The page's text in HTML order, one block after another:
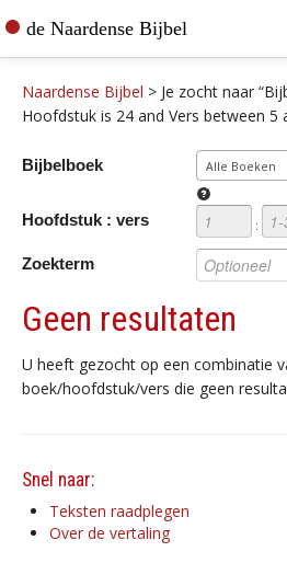
de Naardense Bijbel
Teksten raadplegen
Bijbel bestellen
Naardense Bijbel > Je zocht naar
Hoofdstuk is 24 and Vers between 5
Bijbelboek Alle Boeken
Hoofdstuk : vers :
Zoekterm
Geen resultaten
U heeft gezocht op een combinatie
boek/hoofdstuk/vers die geen
Snel naar:
Teksten raadplegen
Over de vertaling